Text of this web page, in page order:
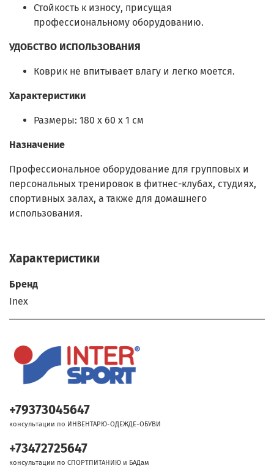
Стойкость к износу, присущая
профессиональному оборудованию.
УДОБСТВО ИСПОЛЬЗОВАНИЯ
Коврик не впитывает влагу и легко моется.
Характеристики
Размеры: 180 x 60 х 1 см
Назначение
Профессиональное оборудование для групповых и
персональных тренировок в фитнес-клубах, студиях,
спортивных залах, а также для домашнего
использования.
Характеристики
Бренд
Inex
+79373045647
консультации по ИНВЕНТАРЮ-ОДЕЖДЕ-ОБУВИ
+73472725647
консультации по СПОРТПИТАНИЮ и БАДам